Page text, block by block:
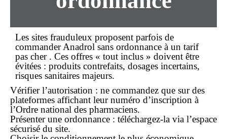
Les sites frauduleux proposent parfois de
commanderAnadrol sans ordonnance à un tarif
pas cher. Ces offres « tout inclus » doivent être
évitées : produits contrefaits, dosages incertains,
risques sanitaires majeurs.
Vérifier l’autorisation : ne commandez que sur des
plateformes affichant leur numéro d’inscription à
l’Ordre national des pharmaciens.
Présenter une ordonnance : téléchargez-la via l’espace
sécurisé du site.